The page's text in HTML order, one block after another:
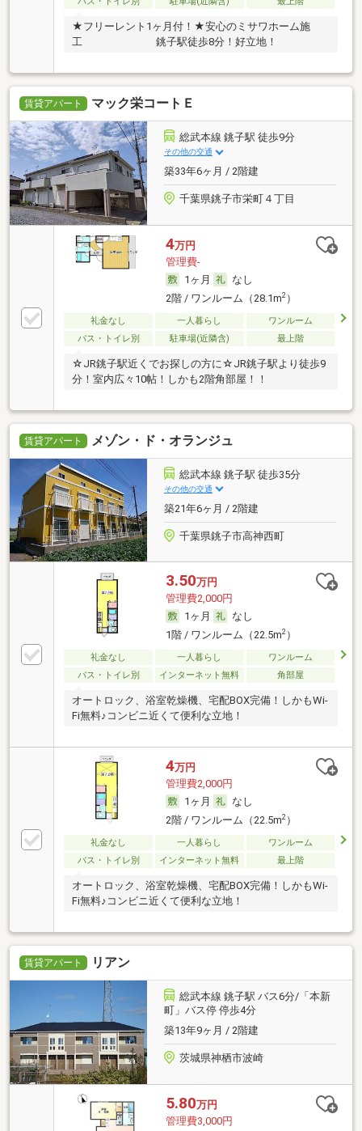
★フリーレント1ヶ月付！★安心のミサワホーム施
工 銚子駅徒歩8分！好立地！
賃貸アパート マック栄コートＥ
総武本線 銚子駅 徒歩9分
その他の交通
築33年6ヶ月 / 2階建
千葉県銚子市栄町４丁目
4万円
管理費-
1ヶ月
なし
2階 / ワンルーム（28.1m2）
礼金なし 一人暮らし
ワンルーム
バス・トイレ別
駐車場(近隣含) 最上階
☆JR銚子駅近くでお探しの方に☆JR銚子駅より徒歩9
分！室内広々10帖！しかも2階角部屋！！
賃貸アパート メゾン・ド・オランジュ
総武本線 銚子駅 徒歩35分
その他の交通
築21年6ヶ月 / 2階建
千葉県銚子市高神西町
3.50万円
管理費2,000円
1ヶ月
なし
1階 / ワンルーム（22.5m2）
礼金なし 一人暮らし
ワンルーム
バス・トイレ別
インターネット無料 角部屋
オートロック、浴室乾燥機、宅配BOX完備！しかもWi-
Fi無料♪コンビニ近くて便利な立地！
4万円
管理費2,000円
1ヶ月
なし
2階 / ワンルーム（22.5m2）
礼金なし 一人暮らし
ワンルーム
バス・トイレ別
インターネット無料 最上階
オートロック、浴室乾燥機、宅配BOX完備！しかもWi-
Fi無料♪コンビニ近くて便利な立地！
賃貸アパート リアン
総武本線 銚子駅 バス6分/「本新
町」バス停 停歩4分
築13年9ヶ月 / 2階建
茨城県神栖市波崎
5.80万円
管理費3,000円